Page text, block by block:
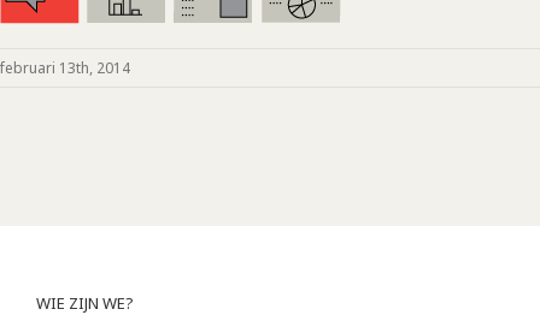
februari 13th, 2014
WIE ZIJN WE?